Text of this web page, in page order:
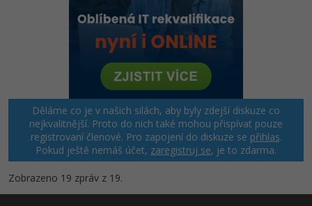
Děláme co je v našich silách, aby byly zdejší diskuze co
nejkvalitnější. Proto do nich také mohou přispívat pouze
registrovaní členové. Pro zapojení do diskuze se přihlas.
Pokud ještě nemáš účet, zaregistruj se, je to zdarma.
Zobrazeno 19 zpráv z 19.